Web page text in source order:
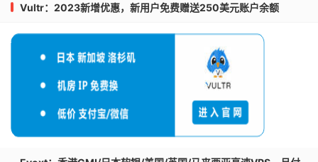
Vultr：2023新增优惠，新用户免费赠送250美元账户余额